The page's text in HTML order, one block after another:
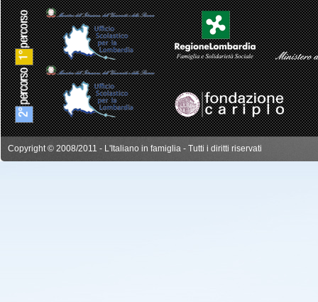
Copyright © 2008/2011 - L'Italiano in famiglia - Tutti i diritti riservati